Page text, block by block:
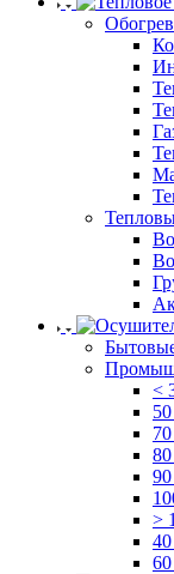
<
>